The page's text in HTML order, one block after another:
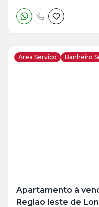
Area Servico Banheiro
Apartamento à
Região leste de